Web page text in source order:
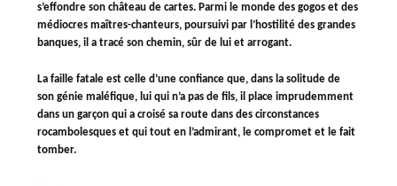
s’effondre son château de cartes. Parmi le monde des gogos et des
médiocres maîtres-chanteurs, poursuivi par l’hostilité des grandes
banques, il a tracé son chemin, sûr de lui et arrogant.
La faille fatale est celle d’une confiance que, dans la solitude de
son génie maléfique, lui qui n’a pas de fils, il place imprudemment
dans un garçon qui a croisé sa route dans des circonstances
rocambolesques et qui tout en l’admirant, le compromet et le fait
tomber.